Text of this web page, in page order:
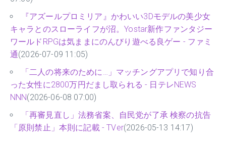
『アズールプロミリア』かわいい3Dモデルの美少女
キャラとのスローライフが沼。Yostar新作ファンタジー
ワールドRPGは気ままにのんびり遊べる良ゲー - ファミ
通(2026-07-09 11:05)
「二人の将来のために…」マッチングアプリで知り合
った女性に2800万円だまし取られる - 日テレNEWS
NNN(2026-06-08 07:00)
「再審見直し」法務省案、自民党が了承 検察の抗告
「原則禁止」本則に記載 - TVer(2026-05-13 14:17)